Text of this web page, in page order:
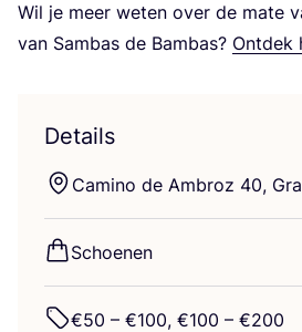
Wil je meer weten over de mate
van Sam­bas de Bam­bas? Ont­dek
Details
Cami­no de Ambroz 40,
Schoe­nen
€50 – €100, €100 – €200